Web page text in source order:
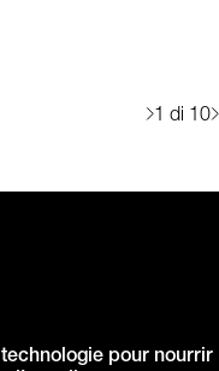
1 di 10
pour nourrir